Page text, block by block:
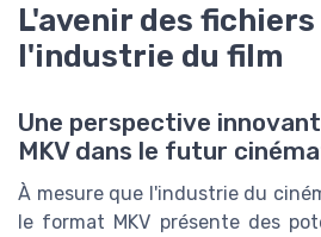
L'avenir des fichiers
l'industrie du film
Une perspective
MKV dans le futur
À mesure que l'industrie du
le format MKV présente des